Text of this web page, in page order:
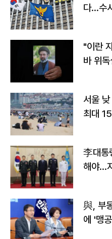
다…수
"이란
바 위
서울
최대
李대통
해야…
與, 부
에 '맹